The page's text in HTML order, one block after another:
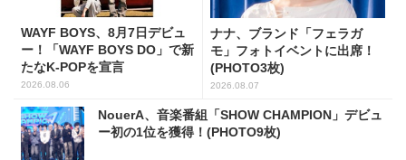
WAYF BOYS、8月7日デビュ
ー！「WAYF BOYS DO」で新
たなK-POPを宣言
2026.08.06
ナナ、ブランド「フェラガ
モ」フォトイベントに出席！
(PHOTO3枚)
2026.08.07
NouerA、音楽番組「SHOW CHAMPION」デビュ
ー初の1位を獲得！(PHOTO9枚)